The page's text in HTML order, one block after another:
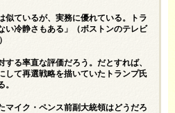
似ているが、実務に優れている。トラ
い冷静さもある」（ボストンのテレビ
る率直な評価だろう。だとすれば、
して再選戦略を描いていたトランプ氏
。
マイク・ペンス前副大統領はどうだろ